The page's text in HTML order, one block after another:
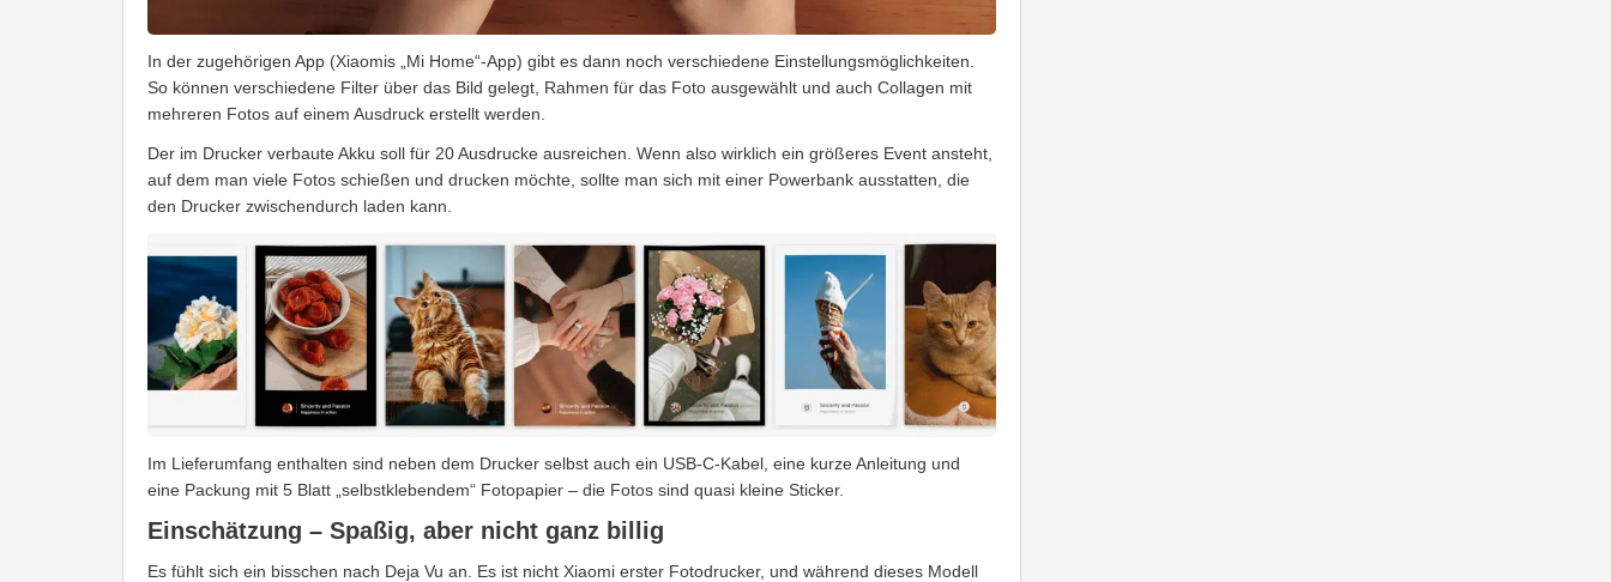
In der zugehörigen App (Xiaomis „Mi Home“-App) gibt es dann noch verschiedene Einstellungsmöglichkeiten.
So können verschiedene Filter über das Bild gelegt, Rahmen für das Foto ausgewählt und auch Collagen mit
mehreren Fotos auf einem Ausdruck erstellt werden.
Der im Drucker verbaute Akku soll für 20 Ausdrucke ausreichen. Wenn also wirklich ein größeres Event ansteht,
auf dem man viele Fotos schießen und drucken möchte, sollte man sich mit einer Powerbank ausstatten, die
den Drucker zwischendurch laden kann.
Im Lieferumfang enthalten sind neben dem Drucker selbst auch ein USB-C-Kabel, eine kurze Anleitung und
eine Packung mit 5 Blatt „selbstklebendem“ Fotopapier – die Fotos sind quasi kleine Sticker.
Einschätzung – Spaßig, aber nicht ganz billig
Es fühlt sich ein bisschen nach Deja Vu an. Es ist nicht Xiaomi erster Fotodrucker, und während dieses Modell